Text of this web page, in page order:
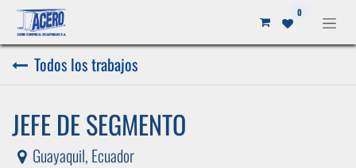
Ir al contenido 0
Todos los trabajos
JEFE DE SEGMENTO
Guayaquil, Ecuador